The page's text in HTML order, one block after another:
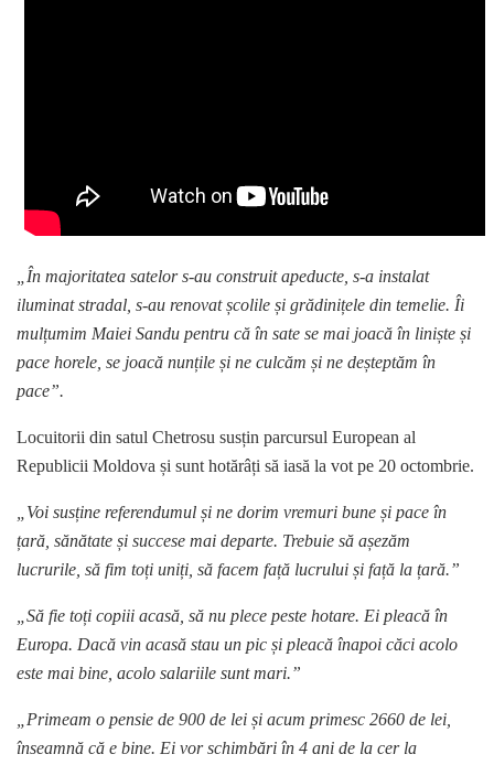
„În majoritatea satelor s-au construit apeducte, s-a instalat
iluminat stradal, s-au renovat școlile și grădinițele din temelie. Îi
mulțumim Maiei Sandu pentru că în sate se mai joacă în liniște și
pace horele, se joacă nunțile și ne culcăm și ne deșteptăm în
pace”.
Locuitorii din satul Chetrosu susțin parcursul European al
Republicii Moldova și sunt hotărâți să iasă la vot pe 20 octombrie.
„Voi susține referendumul și ne dorim vremuri bune și pace în
țară, sănătate și succese mai departe. Trebuie să așezăm
lucrurile, să fim toți uniți, să facem față lucrului și față la țară.”
„Să fie toți copiii acasă, să nu plece peste hotare. Ei pleacă în
Europa. Dacă vin acasă stau un pic și pleacă înapoi căci acolo
este mai bine, acolo salariile sunt mari.”
„Primeam o pensie de 900 de lei și acum primesc 2660 de lei,
înseamnă că e bine. Ei vor schimbări în 4 ani de la cer la